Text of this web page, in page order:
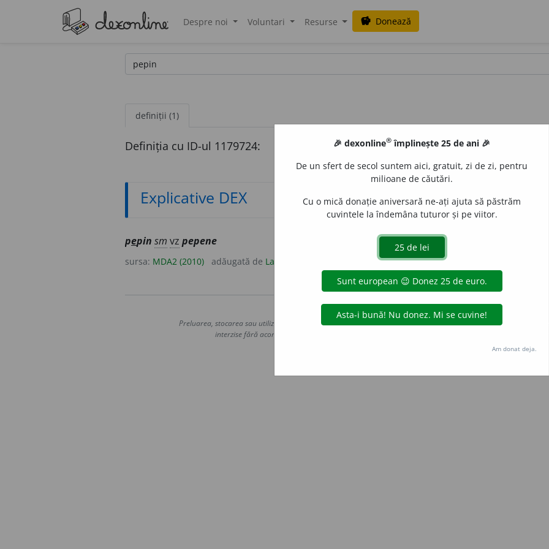
Despre noi Voluntari Resurse savings Donează
definiții (1)
Definiția cu ID-ul 1179724:
Explicative DEX
pepin sm vz pepene
sursa: MDA2 (2010) adăugată de LauraGellner
Copyright © 2004-2026 dexonline (https://dexonline.ro)
Preluarea, stocarea sau utilizarea datelor de pe acest site, inclusiv prin orice metode de extragere automată
interzise fără acordul nostru prealabil scris, cu excepția seturilor de date oferite oficial spre utilizare
Hosterion
🎉 dexonline® împlinește 25 de ani 🎉
De un sfert de secol suntem aici, gratuit, zi de zi, pentru
milioane de căutări.
Cu o mică donație aniversară ne-ați ajuta să păstrăm
cuvintele la îndemâna tuturor și pe viitor.
Am donat deja.